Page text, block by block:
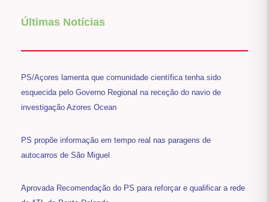
Últimas Notícias
PS/Açores lamenta que comunidade científica tenha sido
esquecida pelo Governo Regional na receção do navio de
investigação Azores Ocean
PS propõe informação em tempo real nas paragens de
autocarros de São Miguel
Aprovada Recomendação do PS para reforçar e qualificar a rede